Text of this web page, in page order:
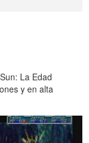
La Edad
y en alta